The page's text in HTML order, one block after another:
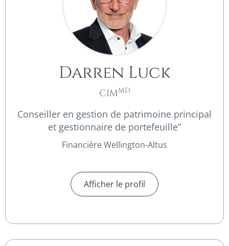
Darren Luck​
CIMMD
Conseiller en gestion de patrimoine principal
et gestionnaire de portefeuille”
Financière Wellington-Altus
Afficher le profil